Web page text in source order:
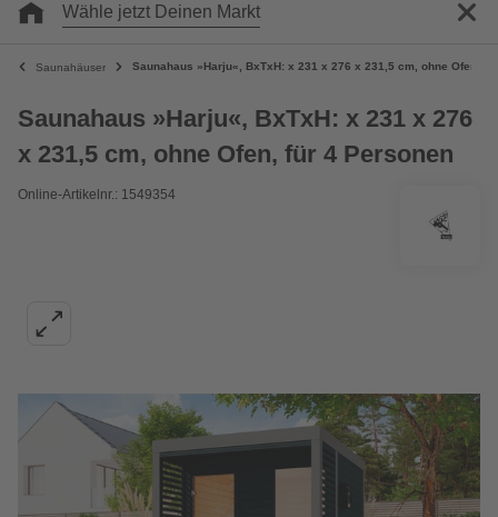
Wähle jetzt Deinen Markt
Saunahäuser Saunahaus »Harju«, BxTxH: x 231 x 276 x 231,5 cm, ohne Ofen,
Saunahaus »Harju«, BxTxH: x 231 x 276
x 231,5 cm, ohne Ofen, für 4 Personen
Online-Artikelnr.: 1549354